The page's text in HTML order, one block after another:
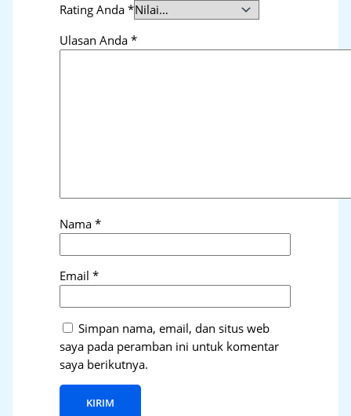
Rating Anda*
Ulasan Anda*
Nama*
Email*
Simpan nama, email, dan situs web
saya pada peramban ini untuk komentar
saya berikutnya.